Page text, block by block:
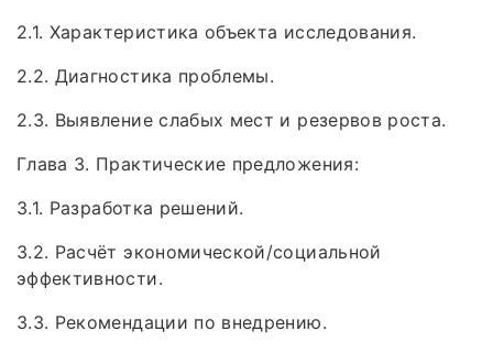
2.1. Характеристика объекта исследования.
2.2. Диагностика проблемы.
2.3. Выявление слабых мест и резервов роста.
Глава 3. Практические предложения:
3.1. Разработка решений.
3.2. Расчёт экономической/социальной
эффективности.
3.3. Рекомендации по внедрению.